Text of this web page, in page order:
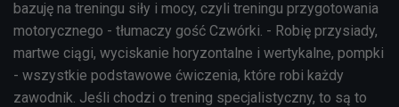
bazuję na treningu siły i mocy, czyli treningu przygotowania
motorycznego - tłumaczy gość Czwórki. - Robię przysiady,
martwe ciągi, wyciskanie horyzontalne i wertykalne, pompki
- wszystkie podstawowe ćwiczenia, które robi każdy
zawodnik. Jeśli chodzi o trening specjalistyczny, to są to